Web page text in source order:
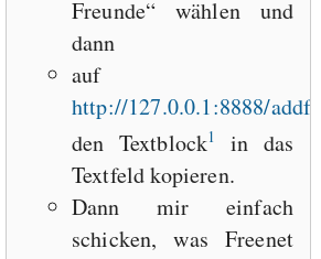
Freunde“ wählen und
dann
auf
http://127.0.0.1:8888/
den Textblock1
in das
Textfeld kopieren.
Dann mir einfach
schicken, was Freenet